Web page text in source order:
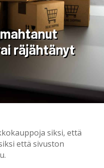
räjähtänyt
siksi, että
että sivuston